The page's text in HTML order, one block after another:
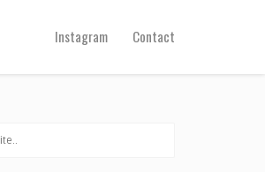
Instagram Contact